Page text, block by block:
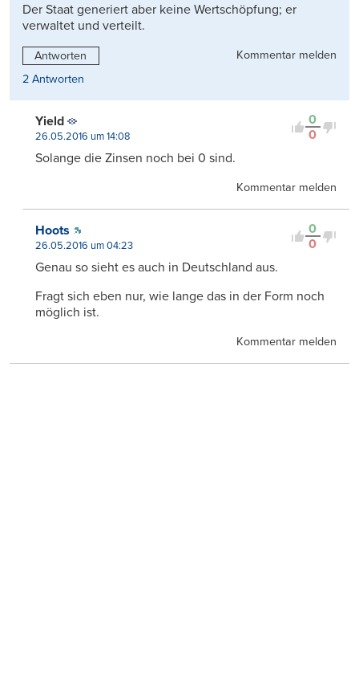
Der Staat generiert aber keine Wertschöpfung; er
verwaltet und verteilt.
Antworten
Kommentar melden
2 Antworten
0
0
Yield
26.05.2016 um 14:08
Solange die Zinsen noch bei 0 sind.
Kommentar melden
0
0
Hoots
26.05.2016 um 04:23
Genau so sieht es auch in Deutschland aus.
Fragt sich eben nur, wie lange das in der Form noch
möglich ist.
Kommentar melden